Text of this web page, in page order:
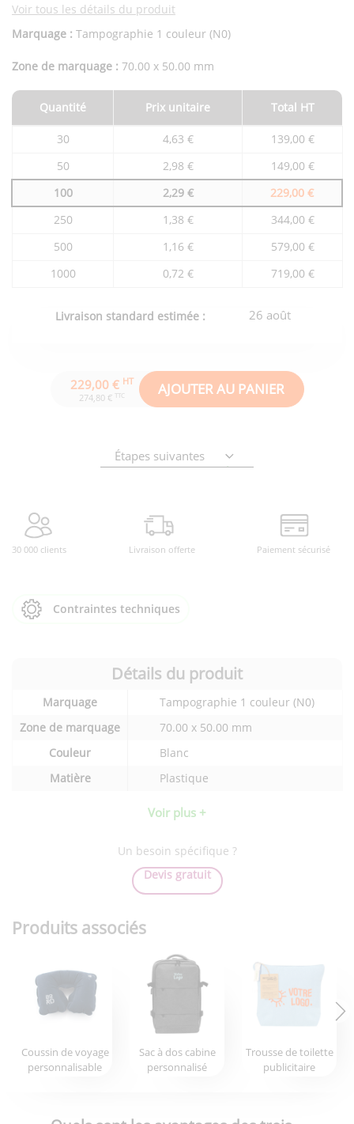
Voir tous les détails du produit
Marquage : Tampographie 1 couleur (N0)
Zone de marquage : 70.00 x 50.00 mm
fonction
la
quantité
Quantité Prix unitaire Total HT
30 4,63 €
139,00 €
50
2,98 €
149,00 €
100
2,29 €
229,00 €
250
1,38 €
344,00 €
500
1,16 €
579,00 €
1000
0,72 € 719,00 €
Livraison standard estimée : 26 août
229,00 € HT
274,80 € TTC AJOUTER AU PANIER
Étapes suivantes
30 000 clients Livraison offerte Paiement sécurisé
Contraintes techniques
Détails
techniques
du
produit
Détails du produit
Marquage
Tampographie 1 couleur (N0)
Zone de marquage
70.00 x 50.00 mm
Couleur
Blanc
Matière
Plastique
Voir plus +
Un besoin spécifique ?
Devis gratuit
Produits associés
Coussin de voyage
personnalisable
Sac à dos cabine
personnalisé
Trousse de toilette
publicitaire